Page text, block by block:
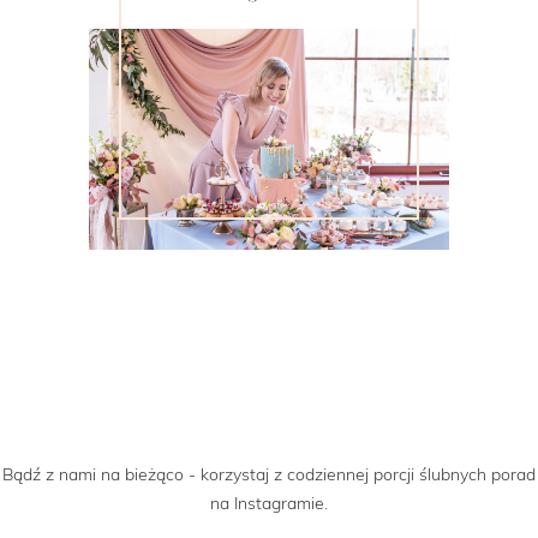
Bądź z nami na bieżąco - korzystaj z codziennej porcji ślubnych porad
na Instagramie.